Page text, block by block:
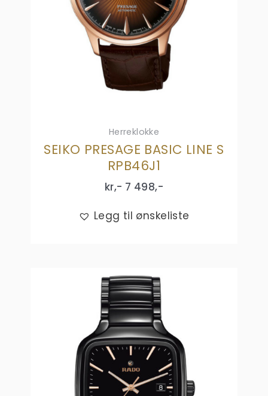
Herreklokke
SEIKO PRESAGE BASIC LINE S
RPB46J1
kr,- 7 498,-
Legg til ønskeliste